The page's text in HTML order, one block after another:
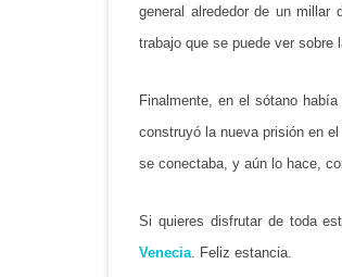
general alrededor de un millar
trabajo que se puede ver sobre
Finalmente, en el sótano
construyó la nueva prisión en
se conectaba, y aún lo hace,
Si quieres disfrutar de toda
Venecia. Feliz estancia.